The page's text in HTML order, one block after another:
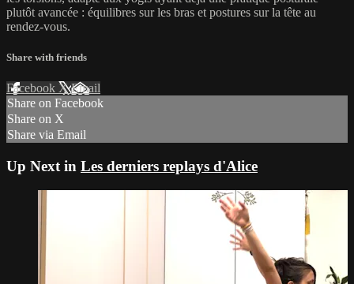
plutôt avancée : équilibres sur les bras et postures sur la tête au
rendez-vous.
Share with friends
Facebook XEmail
Share on Facebook
Share on X
Share via Email
Up Next in Les derniers replays d'Alice